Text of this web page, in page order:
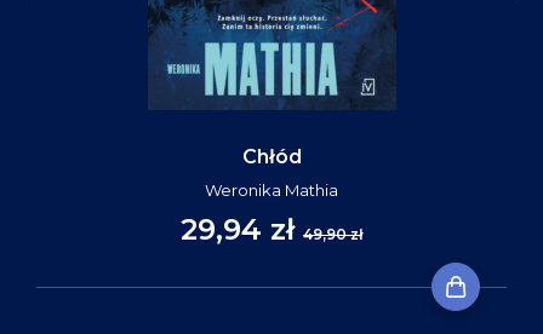
Chłód
Weronika Mathia
29,94 zł 49,90 zł